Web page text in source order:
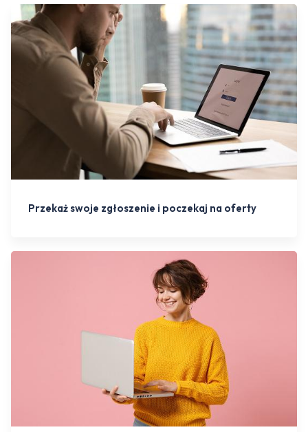
Przekaż swoje zgłoszenie i poczekaj na oferty